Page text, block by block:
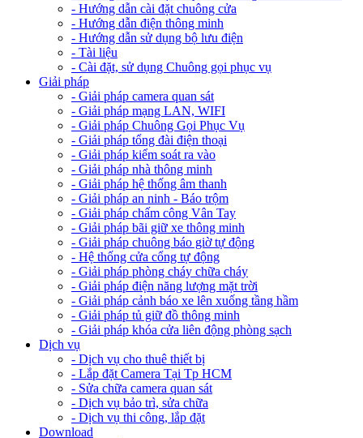
- Hướng dẫn cài đặt chuông cửa
- Hướng dẫn điện thông minh
- Hướng dẫn sử dụng bộ lưu điện
- Tài liệu
- Cài đặt, sử dụng Chuông gọi phục vụ
Giải pháp
- Giải pháp camera quan sát
- Giải pháp mạng LAN, WIFI
- Giải pháp Chuông Gọi Phục Vụ
- Giải pháp tổng đài điện thoại
- Giải pháp kiểm soát ra vào
- Giải pháp nhà thông minh
- Giải pháp hệ thống âm thanh
- Giải pháp an ninh - Báo trộm
- Giải pháp chấm công Vân Tay
- Giải pháp bãi giữ xe thông minh
- Giải pháp chuông báo giờ tự động
- Hệ thống cửa cổng tự động
- Giải pháp phòng cháy chữa cháy
- Giải pháp điện năng lượng mặt trời
- Giải pháp cảnh báo xe lên xuống tầng hầm
- Giải pháp tủ giữ đồ thông minh
- Giải pháp khóa cửa liên động phòng sạch
Dịch vụ
- Dịch vụ cho thuê thiết bị
- Lắp đặt Camera Tại Tp HCM
- Sửa chữa camera quan sát
- Dịch vụ bảo trì, sửa chữa
- Dịch vụ thi công, lắp đặt
Download